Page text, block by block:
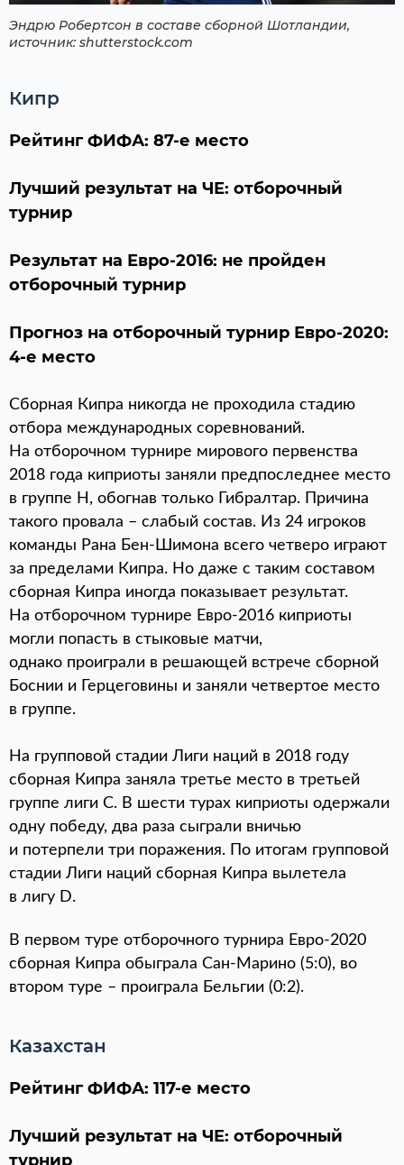
Эндрю Робертсон в составе сборной Шотландии,
источник: shutterstock.com
Кипр
Рейтинг ФИФА: 87-е место
Лучший результат на ЧЕ: отборочный
турнир
Результат на Евро-2016: не пройден
отборочный турнир
Прогноз на отборочный турнир Евро-2020:
4-е место
Сборная Кипра никогда не проходила стадию
отбора международных соревнований.
На отборочном турнире мирового первенства
2018 года киприоты заняли предпоследнее место
в группе H, обогнав только Гибралтар. Причина
такого провала – слабый состав. Из 24 игроков
команды Рана Бен-Шимона всего четверо играют
за пределами Кипра. Но даже с таким составом
сборная Кипра иногда показывает результат.
На отборочном турнире Евро-2016 киприоты
могли попасть в стыковые матчи,
однако проиграли в решающей встрече сборной
Боснии и Герцеговины и заняли четвертое место
в группе.
На групповой стадии Лиги наций в 2018 году
сборная Кипра заняла третье место в третьей
группе лиги C. В шести турах киприоты одержали
одну победу, два раза сыграли вничью
и потерпели три поражения. По итогам групповой
стадии Лиги наций сборная Кипра вылетела
в лигу D.
В первом туре отборочного турнира Евро-2020
сборная Кипра обыграла Сан-Марино (5:0), во
втором туре – проиграла Бельгии (0:2).
Казахстан
Рейтинг ФИФА: 117-е место
Лучший результат на ЧЕ: отборочный
турнир